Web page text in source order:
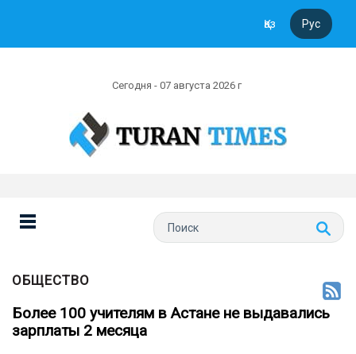
Қаз Рус
Сегодня - 07 августа 2026 г
ОБЩЕСТВО
Более 100 учителям в Астане не выдавались
зарплаты 2 месяца